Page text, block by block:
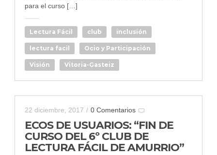
para el curso […]
Lectura Fácil club inclusión
lectura facil Ocio y Participación
Visión Vitoria-Gasteiz
22 diciembre, 2017 / 0 Comentarios
ECOS DE USUARIOS: “FIN DE
CURSO DEL 6º CLUB DE
LECTURA FÁCIL DE AMURRIO”